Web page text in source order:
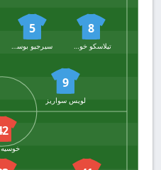
8
5
9
لويس سواريز
خوسيه